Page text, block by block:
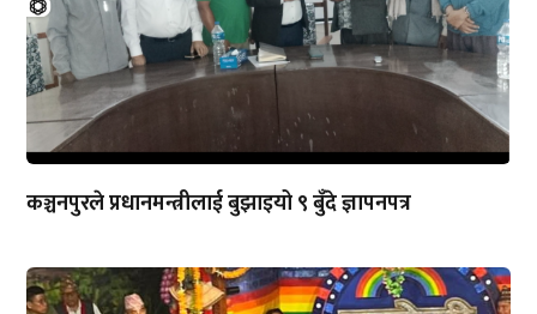
कञ्चनपुरले प्रधानमन्त्रीलाई बुझाइयो ९ बुँदे ज्ञापनपत्र